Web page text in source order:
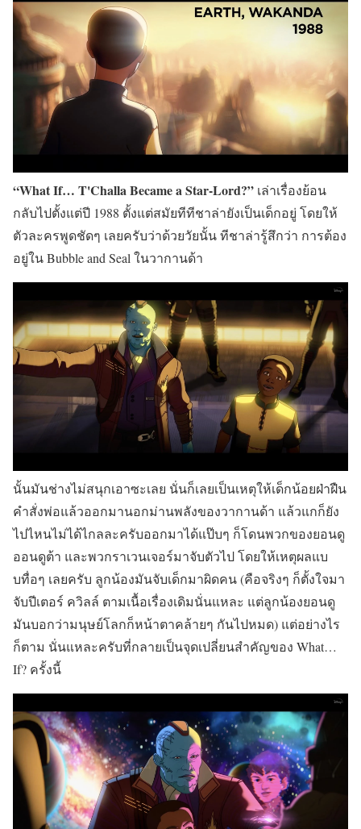
“What If… T'Challa Became a Star-Lord?” เล่าเรื่องย้อน
กลับไปตั้งแต่ปี 1988 ตั้งแต่สมัยทีทีชาล่ายังเป็นเด็กอยู่ โดยให้
ตัวละครพูดชัดๆ เลยครับว่าด้วยวัยนั้น ทีชาล่ารู้สึกว่า การต้อง
อยู่ใน Bubble and Seal ในวากานด้า
นั้นมันช่างไม่สนุกเอาซะเลย นั่นก็เลยเป็นเหตุให้เด็กน้อยฝ่าฝืน
คำสั่งพ่อแล้วออกมานอกม่านพลังของวากานด้า แล้วแกก็ยัง
ไปไหนไม่ได้ไกลละครับออกมาได้แป๊บๆ ก็โดนพวกของยอนดู
ออนดูต้า และพวกราเวนเจอร์มาจับตัวไป โดยให้เหตุผลแบ
บทื่อๆ เลยครับ ลูกน้องมันจับเด็กมาผิดคน (คือจริงๆ ก็ตั้งใจมา
จับปีเตอร์ ควิลล์ ตามเนื้อเรื่องเดิมนั่นแหละ แต่ลูกน้องยอนดู
มันบอกว่ามนุษย์โลกก็หน้าตาคล้ายๆ กันไปหมด) แต่อย่างไร
ก็ตาม นั่นแหละครับที่กลายเป็นจุดเปลี่ยนสำคัญของ What…
If? ครั้งนี้